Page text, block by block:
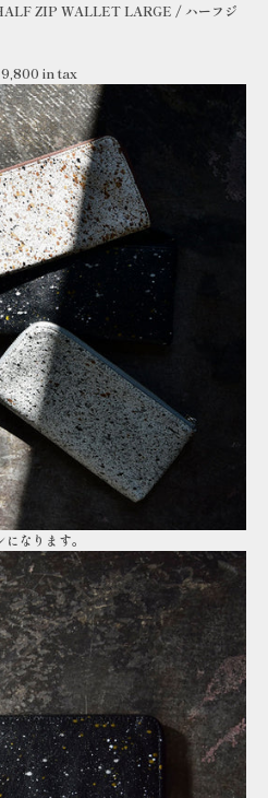
ZIP WALLET LARGE / ハーフジ
in tax
なります。